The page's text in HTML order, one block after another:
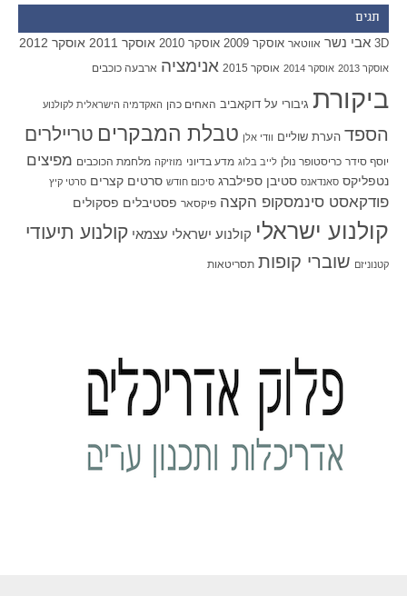
תגים
3D אבי נשר אווטאר אוסקר 2009 אוסקר 2010 אוסקר 2011 אוסקר 2012
אוסקר 2013 אוסקר 2014 אוסקר 2015 אנימציה ארבעה כוכבים
ביקורת גיבורי על דוקאביב האחים כהן האקדמיה הישראלית לקולנוע
הספד הערת שוליים וודי אלן טבלת המבקרים טריילרים
יוסף סידר כריסטופר נולן לייב בלוג מדע בדיוני מוזיקה מלחמת הכוכבים מפיצים
נטפליקס סאנדאנס סטיבן ספילברג סיכום חודש סרטים קצרים סרטי קיץ
פודקאסט סינמסקופ הקצה פיקסאר פסטיבלים פסקולים
קולנוע ישראלי קולנוע ישראלי עצמאי קולנוע תיעודי
קטנוניזם שוברי קופות תסריטאות